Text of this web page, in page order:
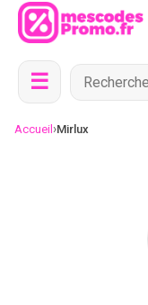
☰
Accueil ›Mirlux